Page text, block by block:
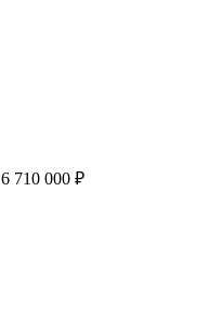
6 710 000 ₽